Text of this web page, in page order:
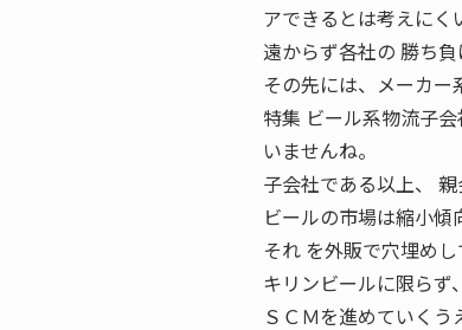
アできるとは考えにく
遠からず各社の 勝ち負
その先には、メーカー
特集 ビール系物流子
いませんね。
子会社である以上、
ビールの市場は縮小傾
それ を外販で穴埋め
キリンビールに限らず
ＳＣＭを進めていく